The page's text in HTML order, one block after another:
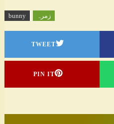
زمرہ bunny
TWEET
PIN IT